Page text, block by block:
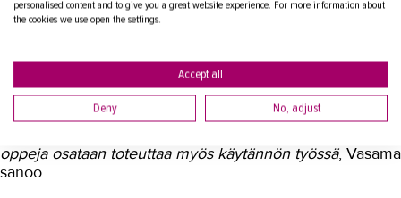
Työntekijät ovat ottaneet koulutukset hyvin vastaan.
palaute on ollut lopulta positiivista.
Kulkuyhteydet TAKKiin ovat nopeat ja helpot ja
koulutusten anti on ollut kohdallaan. Asiantuntevat
oppeja osataan toteuttaa myös käytännön työssä, Vasama
sanoo.
personalised content and to give you a great website experience. For more information about
the cookies we use open the settings.
Accept all
Deny No, adjust